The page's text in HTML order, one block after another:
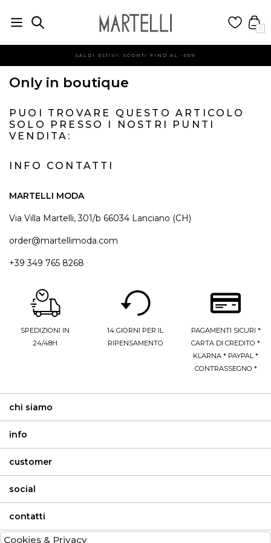
0
SALDI ESTIVI: SCONTI FINO AL -60%
Only in boutique
PUOI TROVARE QUESTO ARTICOLO
SOLO PRESSO I NOSTRI PUNTI
VENDITA:
INFO CONTATTI
MARTELLI MODA
Via Villa Martelli, 301/b 66034 Lanciano (CH)
order@martellimoda.com
+39 349 765 8268
SPEDIZIONI IN
24/48H
14 GIORNI PER IL
RIPENSAMENTO
PAGAMENTI SICURI *
CARTA DI CREDITO *
KLARNA * PAYPAL *
CONTRASSEGNO *
chi siamo
info
customer
social
contatti
Cookies & Privacy